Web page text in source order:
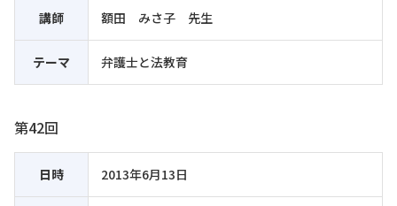
講師 額田 みさ子 先生
テーマ 弁護士と法教育
第42回
日時 2013年6月13日